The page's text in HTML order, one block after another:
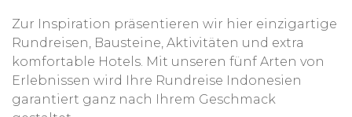
Zur Inspiration präsentieren wir hier einzigartige
Rundreisen, Bausteine, Aktivitäten und extra
komfortable Hotels. Mit unseren fünf Arten von
Erlebnissen wird Ihre Rundreise Indonesien
garantiert ganz nach Ihrem Geschmack